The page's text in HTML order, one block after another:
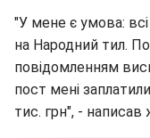
"У мене є умова:
на Народний тил.
повідомленням
пост мені
тис. грн", - написав